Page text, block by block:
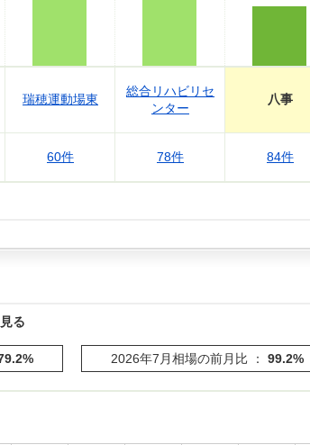
瑞穂運動場東
60件
総合リハビリセ
ンター
78件
八事
84件
る
2026年7月相場の前月比 ： 99.2%